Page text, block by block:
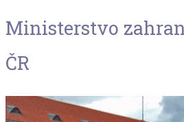
Ministerstvo
ČR